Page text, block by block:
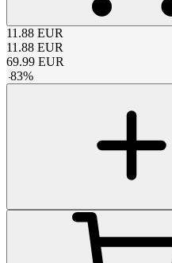
11.88 EUR
11.88 EUR
69.99 EUR
-83%